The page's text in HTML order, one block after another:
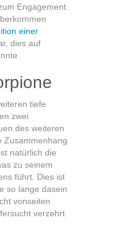
Engagement.
einer
dies auf
tiefe
zwei
des weiteren
Zusammenhang
natürlich die
zu seinem
führt. Dies ist
so lange dasein
vonseiten
verzehrt